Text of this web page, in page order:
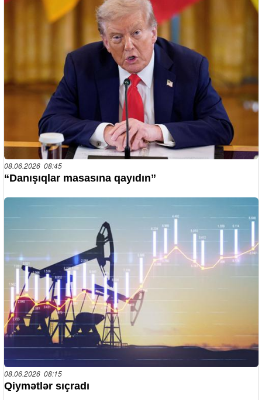
08.06.2026 08:45
“Danışıqlar masasına qayıdın”
08.06.2026 08:15
Qiymətlər sıçradı